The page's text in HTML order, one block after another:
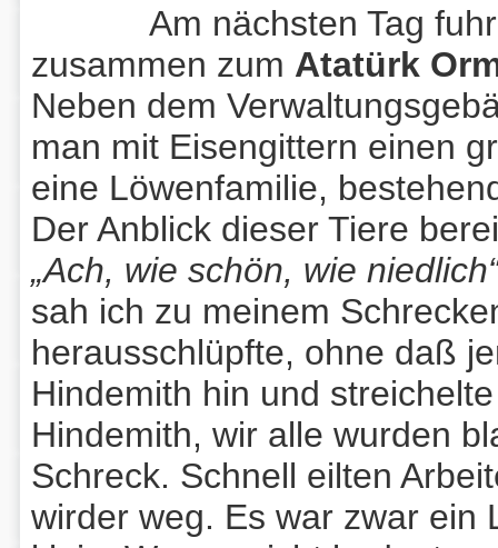
Am nächsten Tag
zusammen zum Atatürk
Neben dem
man mit Eisengittern einen
eine Löwenfamilie,
Der Anblick dieser Tiere
„Ach, wie schön, wie
sah ich zu meinem
herausschlüpfte, ohne daß
Hindemith hin und
Hindemith, wir alle wurden
Schreck. Schnell eilten
wirder weg. Es war zwar ein